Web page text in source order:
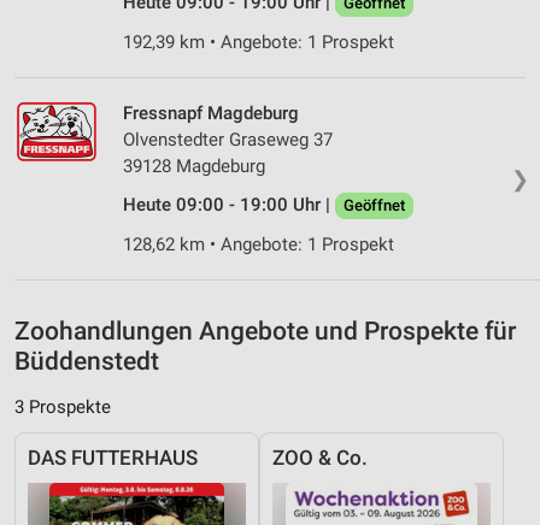
192,39 km • Angebote: 1 Prospekt
❯
Fressnapf Magdeburg
Olvenstedter Graseweg 37
39128 Magdeburg
Heute 09:00 - 19:00 Uhr |
Geöffnet
128,62 km • Angebote: 1 Prospekt
Zoohandlungen Angebote und Prospekte für
Büddenstedt
3 Prospekte
DAS FUTTERHAUS ZOO & Co.
Analyse von Zielgruppen durch Statistiken oder
Verwendung reduzierter Daten zur Auswahl von
Inhalten
IAB-Besonderheiten:
Verwendung genauer Standortdaten
Nicht-IAB-Verarbeitungszwecke:
Funktional